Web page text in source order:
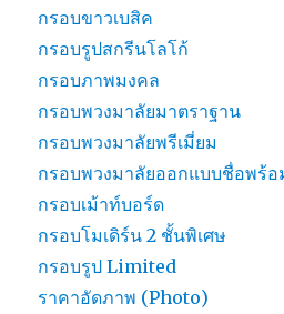
กรอบขาวเบสิค
กรอบรูปสกรีนโลโก้
กรอบภาพมงคล
กรอบพวงมาลัยมาตราฐาน
กรอบพวงมาลัยพรีเมี่ยม
กรอบพวงมาลัยออกแบบชื่อพร้
กรอบเม้าท์บอร์ด
กรอบโมเดิร์น 2 ชั้นพิเศษ
กรอบรูป Limited
ราคาอัดภาพ (Photo)